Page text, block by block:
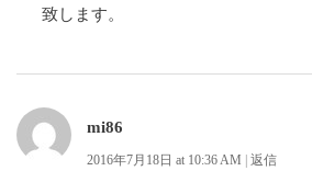
致します。
mi86
2016年7月18日 at 10:36 AM | 返信